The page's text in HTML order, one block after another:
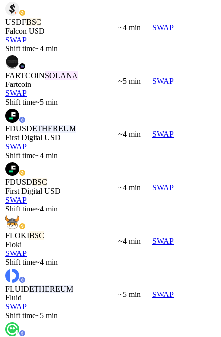
USDFBSC
Falcon USD
SWAP
Shift time~4 min
~4 min SWAP
FARTCOINSOLANA
Fartcoin
SWAP
Shift time~5 min
~5 min SWAP
FDUSDETHEREUM
First Digital USD
SWAP
Shift time~4 min
~4 min SWAP
FDUSDBSC
First Digital USD
SWAP
Shift time~4 min
~4 min SWAP
FLOKIBSC
Floki
SWAP
Shift time~4 min
~4 min SWAP
FLUIDETHEREUM
Fluid
SWAP
Shift time~5 min
~5 min SWAP